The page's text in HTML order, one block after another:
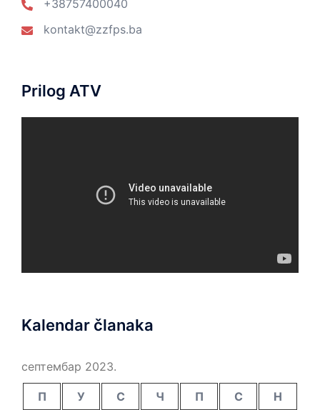
+38757400040
kontakt@zzfps.ba
Prilog ATV
Kalendar članaka
септембар 2023.
П У С Ч П С
Н